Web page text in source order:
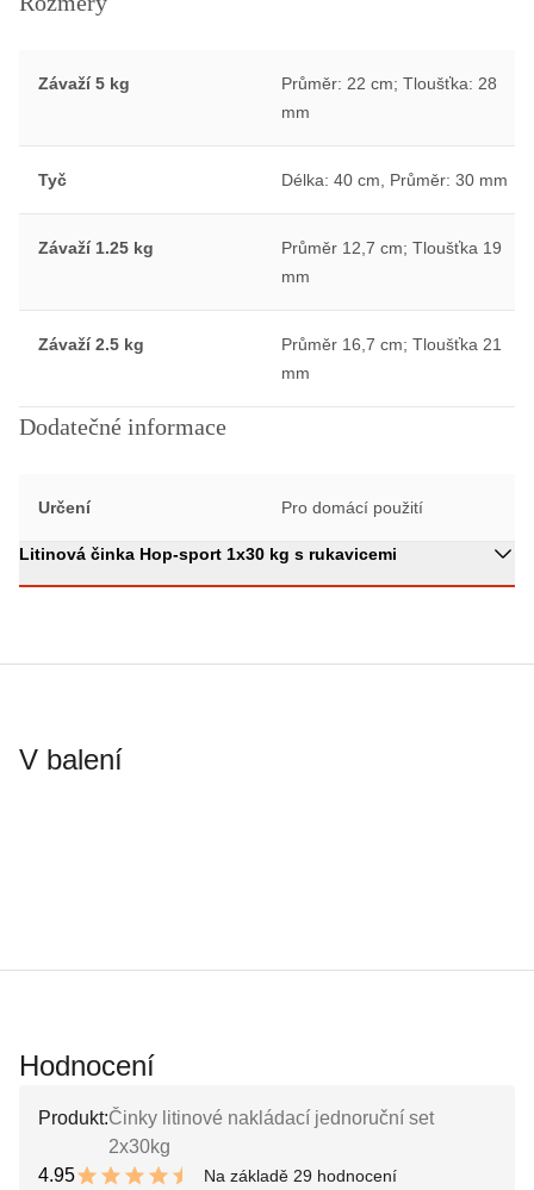
Závaží 5 kg
Průměr: 22 cm; Tloušťka: 28
mm
Tyč Délka: 40 cm, Průměr: 30 mm
Závaží 1.25 kg
Průměr 12,7 cm; Tloušťka 19
mm
Závaží 2.5 kg
Průměr 16,7 cm; Tloušťka 21
mm
Dodatečné informace
Určení Pro domácí použití
Litinová činka Hop-sport 1x30 kg s rukavicemi
V balení
Hodnocení
Produkt:Činky litinové nakládací jednoruční set
2x30kg
4.95
Na základě 29 hodnocení